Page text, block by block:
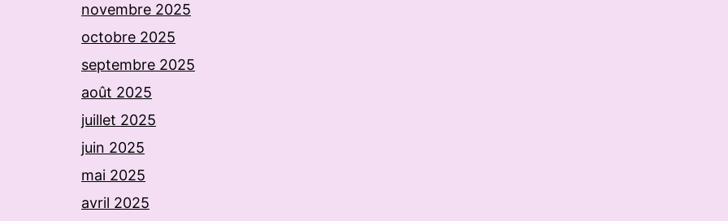
novembre 2025
octobre 2025
septembre 2025
août 2025
juillet 2025
juin 2025
mai 2025
avril 2025